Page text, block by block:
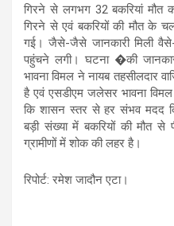
गिरने से लगभग 32 बकरियां मौत
गिरने से एवं बकरियों की मौत के
गई। जैसे-जैसे जानकारी मिली
पहुंचने लगी। घटना �की
भावना विमल ने नायब तहसीलदार
है एवं एसडीएम जलेसर भावना
कि शासन स्तर से हर संभव मदद
बड़ी संख्या में बकरियों की मौत
ग्रामीणों में शोक की लहर है।
रिपोर्ट: रमेश जादौन एटा।